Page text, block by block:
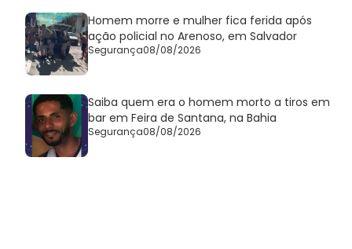
Homem morre e mulher fica ferida após
ação policial no Arenoso, em Salvador
Segurança08/08/2026
Saiba quem era o homem morto a tiros em
bar em Feira de Santana, na Bahia
Segurança08/08/2026